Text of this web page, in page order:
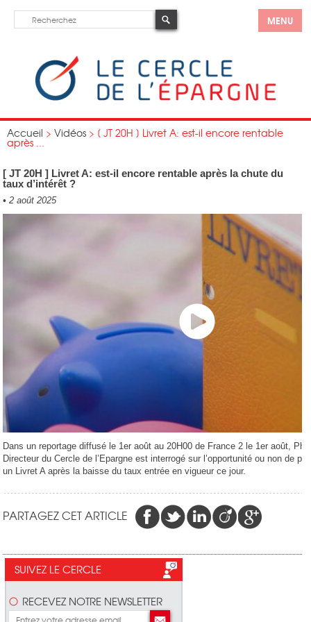
MENU
Accueil > Vidéos > [ JT 20H ] Livret A: est-il encore rentable
après ...
[ JT 20H ] Livret A: est-il encore rentable après la chute du
taux d’intérêt ?
• 2 août 2025
Dans un reportage diffusé le 1er août au 20H00 de France 2 le 1er août,
Directeur du Cercle de l’Epargne est interrogé sur l’opportunité ou non de
un Livret A après la baisse du taux entrée en vigueur ce jour.
PARTAGEZ CET ARTICLE
SUIVEZ LE CERCLE
RECEVEZ NOTRE NEWSLETTER